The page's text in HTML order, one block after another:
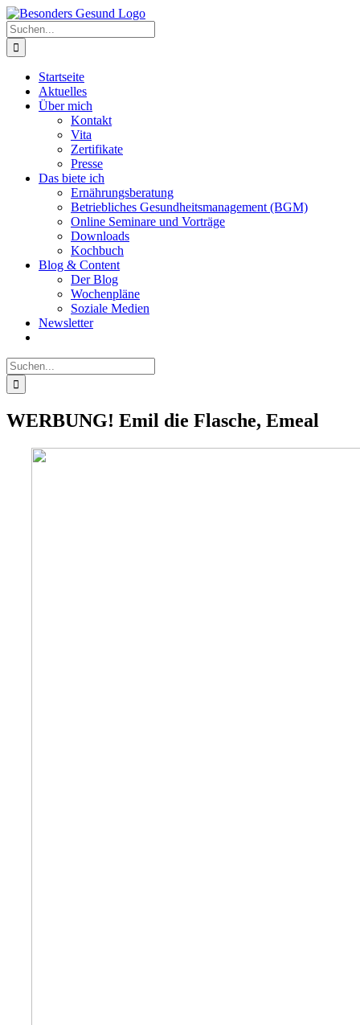
Zum
Inhalt
springen
Suche
nach:
Startseite
Aktuelles
Über mich
Kontakt
Vita
Zertifikate
Presse
Das biete ich
Ernährungsberatung
Betriebliches Gesundheitsmanagement (BGM)
Online Seminare und Vorträge
Downloads
Kochbuch
Blog & Content
Der Blog
Wochenpläne
Soziale Medien
Newsletter
Suche
nach:
WERBUNG! Emil die Flasche, Emeal